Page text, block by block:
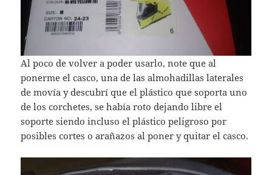
Al poco de volver a poder usarlo, note que al
ponerme el casco, una de las almohadillas laterales
de movía y descubrí que el plástico que soporta uno
de los corchetes, se había roto dejando libre el
soporte siendo incluso el plástico peligroso por
posibles cortes o arañazos al poner y quitar el casco.